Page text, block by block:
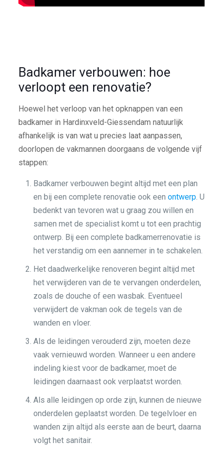
Badkamer verbouwen: hoe
verloopt een renovatie?
Hoewel het verloop van het opknappen van een
badkamer in Hardinxveld-Giessendam natuurlijk
afhankelijk is van wat u precies laat aanpassen,
doorlopen de vakmannen doorgaans de volgende vijf
stappen:
Badkamer verbouwen begint altijd met een plan
en bij een complete renovatie ook een ontwerp. U
bedenkt van tevoren wat u graag zou willen en
samen met de specialist komt u tot een prachtig
ontwerp. Bij een complete badkamerrenovatie is
het verstandig om een aannemer in te schakelen.
Het daadwerkelijke renoveren begint altijd met
het verwijderen van de te vervangen onderdelen,
zoals de douche of een wasbak. Eventueel
verwijdert de vakman ook de tegels van de
wanden en vloer.
Als de leidingen verouderd zijn, moeten deze
vaak vernieuwd worden. Wanneer u een andere
indeling kiest voor de badkamer, moet de
leidingen daarnaast ook verplaatst worden.
Als alle leidingen op orde zijn, kunnen de nieuwe
onderdelen geplaatst worden. De tegelvloer en
wanden zijn altijd als eerste aan de beurt, daarna
volgt het sanitair.